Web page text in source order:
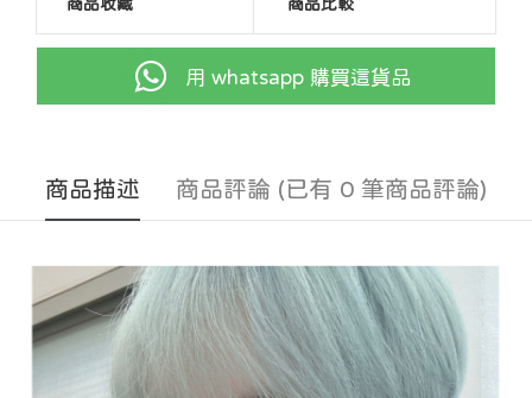
商品收藏 商品比較
用 whatsapp 購買這貨品
商品描述 商品評論 (已有 0 筆商品評論)